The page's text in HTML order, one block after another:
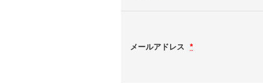
メールアドレス *